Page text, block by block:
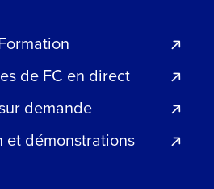
de FC en direct
demande
et démonstrations